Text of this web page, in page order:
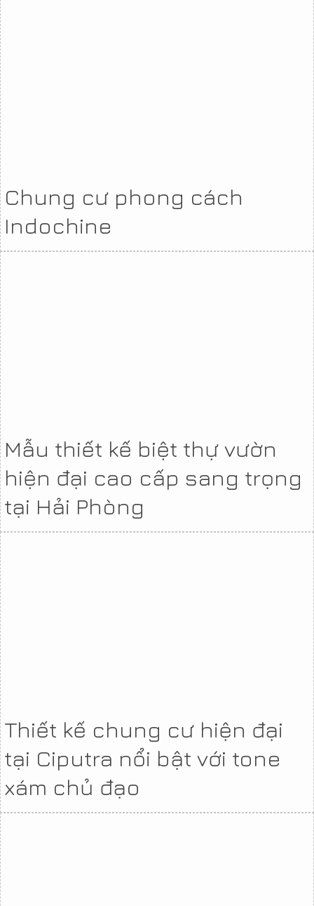
Chung cư phong cách
Indochine
Mẫu thiết kế biệt thự vườn
hiện đại cao cấp sang trọng
tại Hải Phòng
Thiết kế chung cư hiện đại
tại Ciputra nổi bật với tone
xám chủ đạo